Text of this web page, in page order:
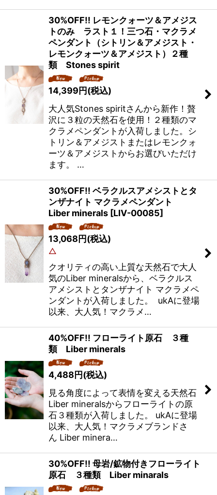
30%OFF!! レモンクォーツ＆アメジス
トのみ ラスト１！三つ石・マクラメ
ペンダント（シトリン＆アメジスト・
レモンクォーツ＆アメジスト）２種
類 Stones spirit
14,399 円(税込)
大人気Stones spiritさんから新作！贅
沢に３粒の天然石を使用！２種類のマ
クラメペンダントが入荷しました。シ
トリン＆アメジストまたはレモンクォ
ーツ＆アメジストからお選びいただけ
ます。 …
30%OFF!! ベラクルスアメシストとタ
ンザナイト マクラメペンダント
Liber minerals [LIV-00085]
13,068 円(税込)
△
クオリティの高い上質な天然石で大人
気のLiber mineralsから、ベラクルス
アメシストとタンザナイト マクラメペ
ンダントが入荷しました。 ukAに登場
以来、大人気！マクラメ…
40%OFF!! フローライト原石 ３種
類 Liber minerals
4,488 円(税込)
見る角度によって表情を変える天然石
Liber mineralsからフローライトの原
石３種類が入荷しました。 ukAに登場
以来、大人気！マクラメブランドさ
ん Liber minera…
30%OFF!! 母岩/鉱物付きフローライト
原石 ３種類 Liber minarals